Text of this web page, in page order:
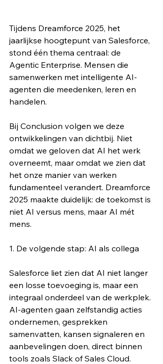
Tijdens Dreamforce 2025, het
jaarlijkse hoogtepunt van Salesforce,
stond één thema centraal: de
Agentic Enterprise. Mensen die
samenwerken met intelligente AI-
agenten die meedenken, leren en
handelen.
Bij Conclusion volgen we deze
ontwikkelingen van dichtbij. Niet
omdat we geloven dat AI het werk
overneemt, maar omdat we zien dat
het onze manier van werken
fundamenteel verandert. Dreamforce
2025 maakte duidelijk: de toekomst is
niet AI versus mens, maar AI mét
mens.
1. De volgende stap: AI als collega
Salesforce liet zien dat AI niet langer
een losse toevoeging is, maar een
integraal onderdeel van de werkplek.
AI-agenten gaan zelfstandig acties
ondernemen, gesprekken
samenvatten, kansen signaleren en
aanbevelingen doen, direct binnen
tools zoals Slack of Sales Cloud.